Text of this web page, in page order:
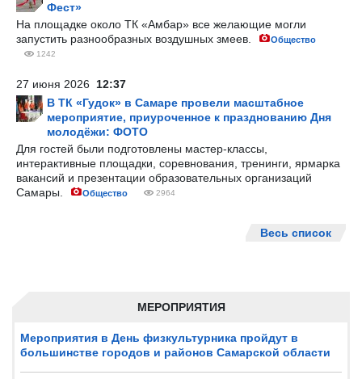
МЕРОПРИЯТИЯ
Мероприятия в День физкультурника пройдут в
большинстве городов и районов Самарской области
Фест»
На площадке около ТК «Амбар» все желающие могли
запустить разнообразных воздушных змеев.
Общество
1242
27 июня 2026 12:37
В ТК «Гудок» в Самаре провели масштабное
мероприятие, приуроченное к празднованию Дня
молодёжи: ФОТО
Для гостей были подготовлены мастер-классы,
интерактивные площадки, соревнования, тренинги, ярмарка
вакансий и презентации образовательных организаций
Самары.
Общество 2964
Весь список